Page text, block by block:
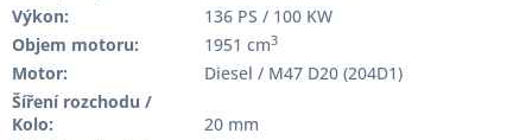
Výkon:
136 PS / 100 KW
Objem motoru:
1951 cm3
Motor:
Diesel / M47 D20 (204D1)
Šíření rozchodu /
Kolo:
20 mm